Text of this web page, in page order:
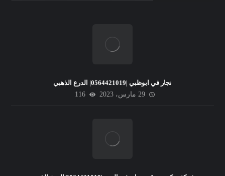
نجار في ابوظبي |0564421019| الدرع الذهبي
29 مارس، 2023
116